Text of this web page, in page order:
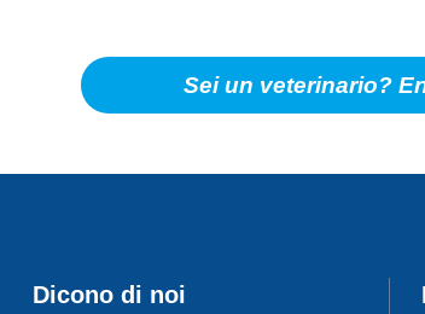
Sei un veterinario?
Dicono di noi